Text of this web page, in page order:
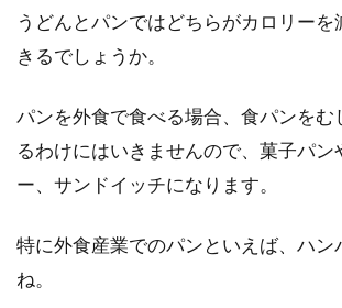
身体に良いイメージの食
噂で「毒が含まれる」な
ものではない...
うどんとパンではどちらがカロリー
きるでしょうか。
パンを外食で食べる場合、食パンをむ
るわけにはいきませんので、菓子パン
ー、サンドイッチになります。
特に外食産業でのパンといえば、ハン
ね。